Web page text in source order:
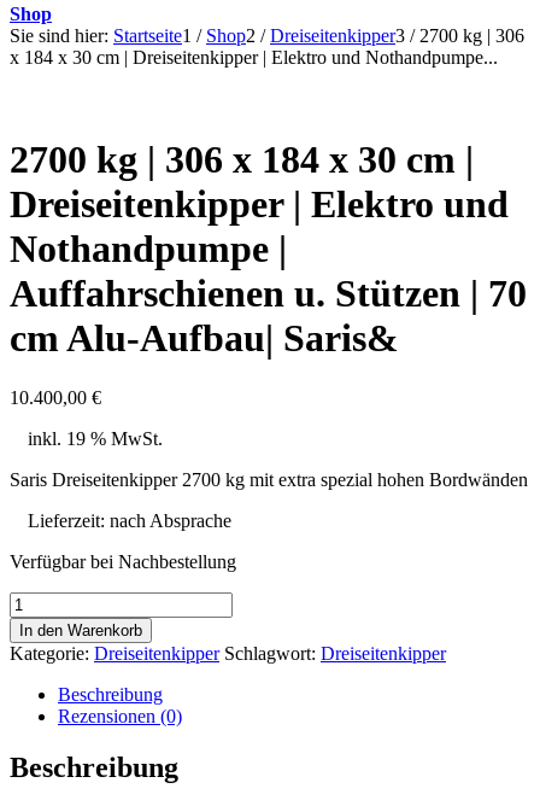
Shop
Sie sind hier: Startseite1 / Shop2 / Dreiseitenkipper3 / 2700 kg | 306
x 184 x 30 cm | Dreiseitenkipper | Elektro und Nothandpumpe...
2700 kg | 306 x 184 x 30 cm |
Dreiseitenkipper | Elektro und
Nothandpumpe |
Auffahrschienen u. Stützen | 70
cm Alu-Aufbau| Saris&
10.400,00 €
inkl. 19 % MwSt.
Saris Dreiseitenkipper 2700 kg mit extra spezial hohen Bordwänden
Lieferzeit: nach Absprache
Verfügbar bei Nachbestellung
2700
kg
|
306
30
cm
In den Warenkorb
Kategorie: Dreiseitenkipper Schlagwort: Dreiseitenkipper
Beschreibung
Rezensionen (0)
Beschreibung